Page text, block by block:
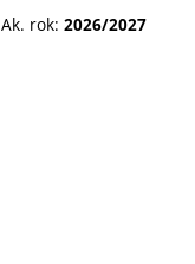
Ak. rok: 2026/2027